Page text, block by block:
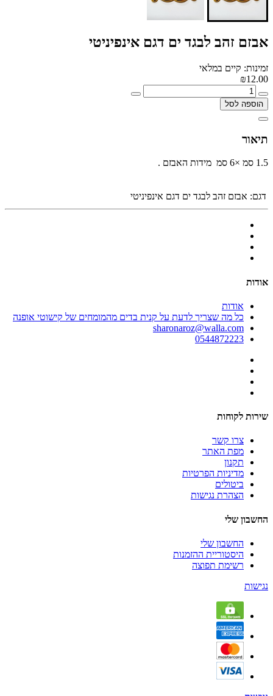
אבזם זהב לבגד ים דגם אינפיניטי
זמינות: קיים במלאי
₪12.00
הוספה לסל
תיאור
1.5 סמ ×6 סמ מידות האבזם .
דגם: אבזם זהב לבגד ים דגם אינפיניטי
אודות
אודות
כל מה שצריך לדעת על קנית בדים מהמומחים של קישוטי אופנה
sharonaroz@walla.com
0544872223
שירות לקוחות
צרו קשר
מפת האתר
תקנון
מדיניות הפרטיות
ביטולים
הצהרת נגישות
החשבון שלי
החשבון שלי
היסטוריית ההזמנות
רשימת תפוצה
נגישות